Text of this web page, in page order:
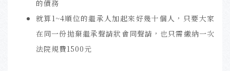
的債務
就算1~4順位的繼承人加起來好幾十個人，只要大家
在同一份拋棄繼承聲請狀會同聲請，也只需繳納一次
法院規費1500元